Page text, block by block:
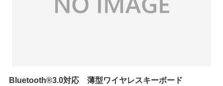
Bluetooth®3.0対応 薄型ワイヤレスキーボード